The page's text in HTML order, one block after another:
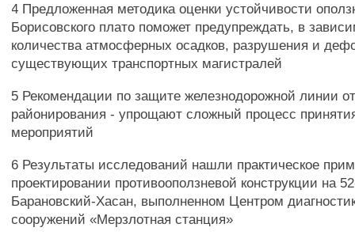
4 Предложенная методика оценки устойчивости
Борисовского плато поможет предупреждать, в
количества атмосферных осадков, разрушения и
существующих транспортных магистралей
5 Рекомендации по защите железнодорожной линии
районирования - упрощают сложный процесс
мероприятий
6 Результаты исследований нашли практическое
проектировании противооползневой конструкции на
Барановский-Хасан, выполненном Центром
сооружений «Мерзлотная станция»